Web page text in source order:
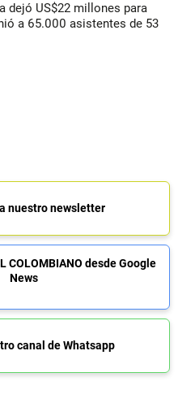
dejó US$22 millones para
a 65.000 asistentes de 53
nuestro newsletter
COLOMBIANO desde Google
News
canal de Whatsapp